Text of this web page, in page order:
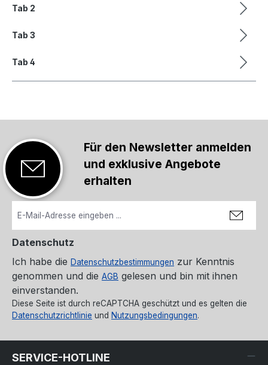
Tab 2
Tab 3
Tab 4
Für den Newsletter anmelden
und exklusive Angebote
erhalten
Datenschutz
Ich habe die Datenschutzbestimmungen zur Kenntnis
genommen und die AGB gelesen und bin mit ihnen
einverstanden.
Diese Seite ist durch reCAPTCHA geschützt und es gelten die
Datenschutzrichtlinie und Nutzungsbedingungen.
SERVICE-HOTLINE